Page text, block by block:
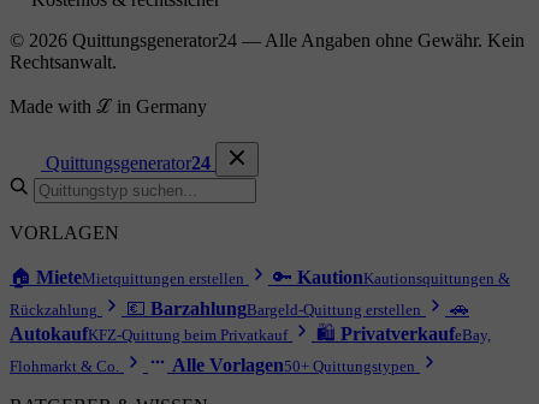
© 2026 Quittungsgenerator24 — Alle Angaben ohne Gewähr. Kein
Rechtsanwalt.
Made with ℒ in Germany
Quittungsgenerator24
VORLAGEN
🏠 MieteMietquittungen erstellen 🔑 KautionKautionsquittungen &
Rückzahlung
💶 BarzahlungBargeld-Quittung erstellen
🚗
AutokaufKFZ-Quittung beim Privatkauf 🛍 PrivatverkaufeBay,
Flohmarkt & Co.
Alle Vorlagen50+ Quittungstypen